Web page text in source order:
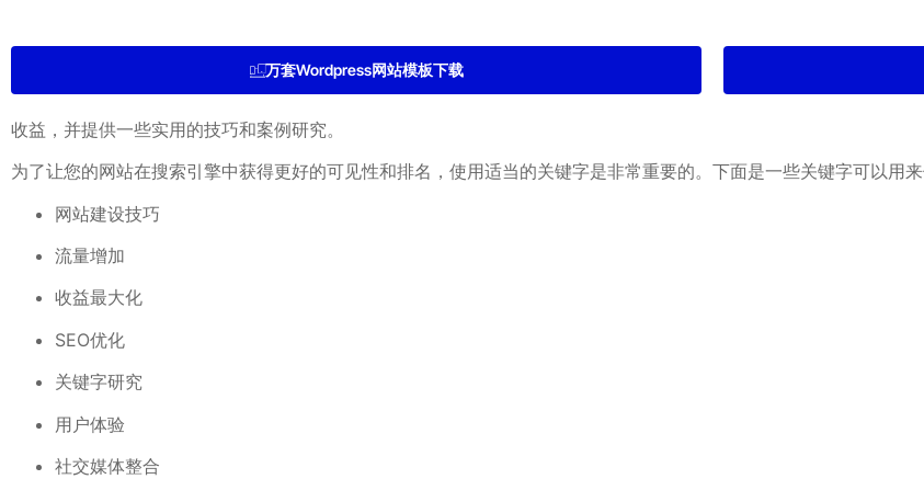
万套Wordpress网站模板下载
收益，并提供一些实用的技巧和案例研究。
为了让您的网站在搜索引擎中获得更好的可见性和排名，使用适当的关键字是非常重要的。下面是一些关键字可以用来
网站建设技巧
流量增加
收益最大化
SEO优化
关键字研究
用户体验
社交媒体整合